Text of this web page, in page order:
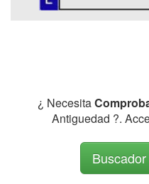
¿ Necesita
Antiguedad ?.